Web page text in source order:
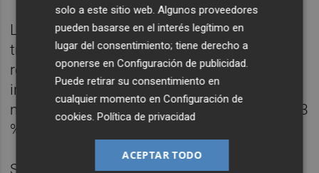
La última vez que el Tesoro vendió letras a
tres y nueve meses, el pasado 14 de abril, la
rentabilidad ofrecida por el organismo a los
inversores también creció. Las letras a tres
meses salieron con un rendimiento del 2,123
% y las de nueve meses, del 2,471 %.
solo a este sitio web. Algunos proveedores
pueden basarse en el interés legítimo en
lugar del consentimiento; tiene derecho a
oponerse enConfiguración de publicidad.
Puede retirar su consentimiento en
cualquier momento enConfiguración de
cookies.Política de privacidad
ACEPTAR TODO